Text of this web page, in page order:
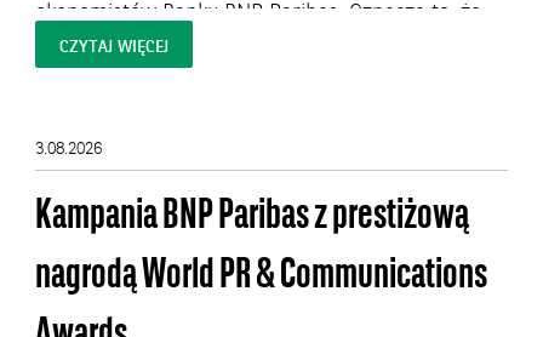
ekonomistów Banku BNP Paribas. Oznacza to, że
połowa aktywnych zawodowo Polaków ma więcej
medycznych – proces starzenia się kadr jest
jednak znacznie bardziej zaawansowany i już dziś
rodzi pytania o...
CZYTAJ WIĘCEJ
3.08.2026
Kampania BNP Paribas z prestiżową
nagrodą World PR & Communications